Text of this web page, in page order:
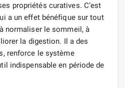
propriétés curatives. C’est
a un effet bénéfique sur tout
normaliser le sommeil, à
la digestion. Il a des
renforce le système
indispensable en période de